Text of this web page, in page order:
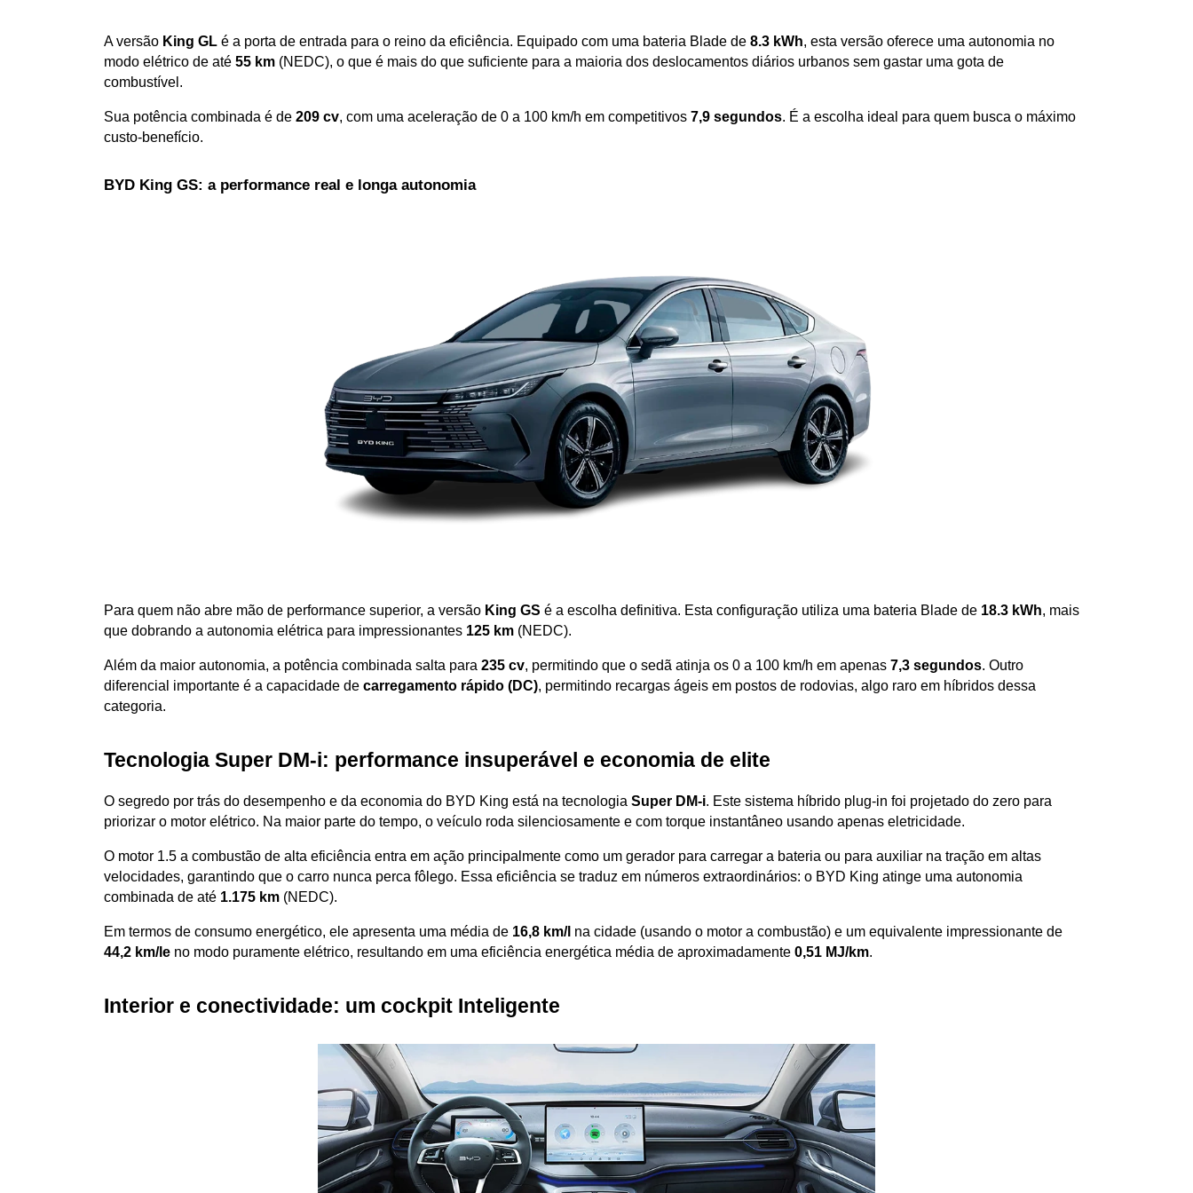
A versão King GL é a porta de entrada para o reino da eficiência. Equipado com uma bateria Blade de 8.3 kWh, esta versão oferece uma autonomia no
modo elétrico de até 55 km (NEDC), o que é mais do que suficiente para a maioria dos deslocamentos diários urbanos sem gastar uma gota de
combustível.
Sua potência combinada é de 209 cv, com uma aceleração de 0 a 100 km/h em competitivos 7,9 segundos. É a escolha ideal para quem busca o máximo
custo-benefício.
BYD King GS: a performance real e longa autonomia
Para quem não abre mão de performance superior, a versão King GS é a escolha definitiva. Esta configuração utiliza uma bateria Blade de 18.3 kWh, mais
que dobrando a autonomia elétrica para impressionantes 125 km (NEDC).
Além da maior autonomia, a potência combinada salta para 235 cv, permitindo que o sedã atinja os 0 a 100 km/h em apenas 7,3 segundos. Outro
diferencial importante é a capacidade de carregamento rápido (DC), permitindo recargas ágeis em postos de rodovias, algo raro em híbridos dessa
categoria.
Tecnologia Super DM-i: performance insuperável e economia de elite
O segredo por trás do desempenho e da economia do BYD King está na tecnologia Super DM-i. Este sistema híbrido plug-in foi projetado do zero para
priorizar o motor elétrico. Na maior parte do tempo, o veículo roda silenciosamente e com torque instantâneo usando apenas eletricidade.
O motor 1.5 a combustão de alta eficiência entra em ação principalmente como um gerador para carregar a bateria ou para auxiliar na tração em altas
velocidades, garantindo que o carro nunca perca fôlego. Essa eficiência se traduz em números extraordinários: o BYD King atinge uma autonomia
combinada de até 1.175 km (NEDC).
Em termos de consumo energético, ele apresenta uma média de 16,8 km/l
44,2 km/le no modo puramente elétrico, resultando em uma eficiência energética média de aproximadamente 0,51 MJ/km.
Interior e conectividade: um cockpit Inteligente